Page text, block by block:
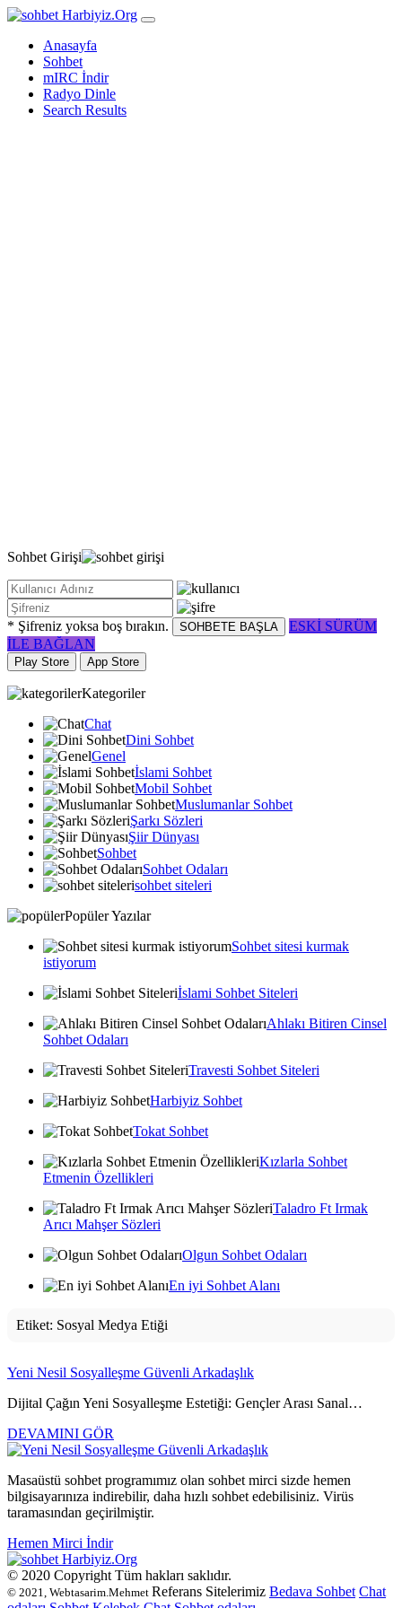
Harbiyiz.Org
Anasayfa
Sohbet
mIRC İndir
Radyo Dinle
Search Results
Sohbet Girişi
* Şifreniz yoksa boş bırakın. SOHBETE BAŞLA
ESKİ SÜRÜM
İLE BAĞLAN
Play Store App Store
Kategoriler
Chat
Dini Sohbet
Genel
İslami Sohbet
Mobil Sohbet
Muslumanlar Sohbet
Şarkı Sözleri
Şiir Dünyası
Sohbet
Sohbet Odaları
sohbet siteleri
Popüler Yazılar
Sohbet sitesi kurmak
istiyorum
İslami Sohbet Siteleri
Ahlakı Bitiren Cinsel
Sohbet Odaları
Travesti Sohbet Siteleri
Harbiyiz Sohbet
Tokat Sohbet
Kızlarla Sohbet
Etmenin Özellikleri
Taladro Ft Irmak
Arıcı Mahşer Sözleri
Olgun Sohbet Odaları
En iyi Sohbet Alanı
Etiket: Sosyal Medya Etiği
Yeni Nesil Sosyalleşme Güvenli Arkadaşlık
Dijital Çağın Yeni Sosyalleşme Estetiği: Gençler Arası Sanal…
DEVAMINI GÖR
Masaüstü sohbet programımız olan sohbet mirci sizde hemen
bilgisayarınıza indirebilir, daha hızlı sohbet edebilisiniz. Virüs
taramasından geçirilmiştir.
Hemen Mirci İndir
Harbiyiz.Org
© 2020 Copyright Tüm hakları saklıdır.
© 2021, Webtasarim.Mehmet Referans Sitelerimiz Bedava Sohbet Chat